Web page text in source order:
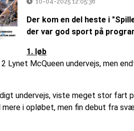
10-04-2025 12:05:38
Der kom en del heste i
der var god sport på
1. løb
Lynet McQueen undervejs, men
undervejs, viste meget stor fart
mere i opløbet, men fin debut fra